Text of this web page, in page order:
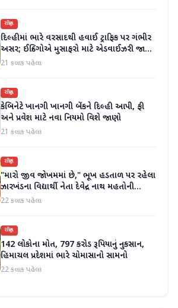
રાષ્ટ્રીય
દિલ્હીમાં ભારે વરસાદથી હવાઈ ટ્રાફિક પર ગંભીર
અસર; ઈન્ડિગોએ મુસાફરો માટે એડવાઈઝરી જાહેર
કરી
21 કલાક પહેલા
રાષ્ટ્રીય
કેબિનેટે ખાનગી ખાનગી બેંકને દિલ્હી આપી, ફી
અને પ્રવેશ માટે નવા નિયમો વિશે જાણો
21 કલાક પહેલા
રાષ્ટ્રીય
"મારો જીવ જોખમમાં છે," ભૂખ હડતાળ પર રહેલા
ઝારખંડના વિદ્યાર્થી નેતા દેવેન્દ્ર નાથ મહતોની
તબિયત ખરાબ
22 કલાક પહેલા
રાષ્ટ્રીય
142 લોકોના મોત, 797 કરોડ રૂપિયાનું નુકસાન,
હિમાચલ પ્રદેશમાં ભારે ચોમાસાનો સામનો
22 કલાક પહેલા